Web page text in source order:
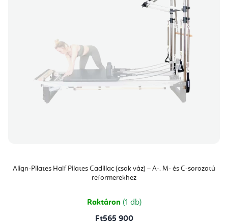
Align-Pilates Half Pilates Cadillac (csak váz) – A-, M- és C-sorozatú
reformerekhez
Raktáron (1 db)
Ft565 900